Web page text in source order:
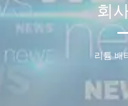
회
리튬 배